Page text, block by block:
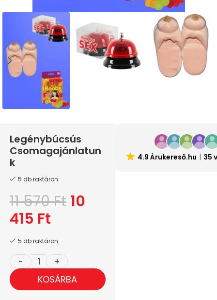
Legénybúcsús
Csomagajánlatun
k
5 db raktáron.
11 570Ft 10
415 Ft
5 db raktáron.
KOSÁRBA
4.9 Árukereső.hu 35